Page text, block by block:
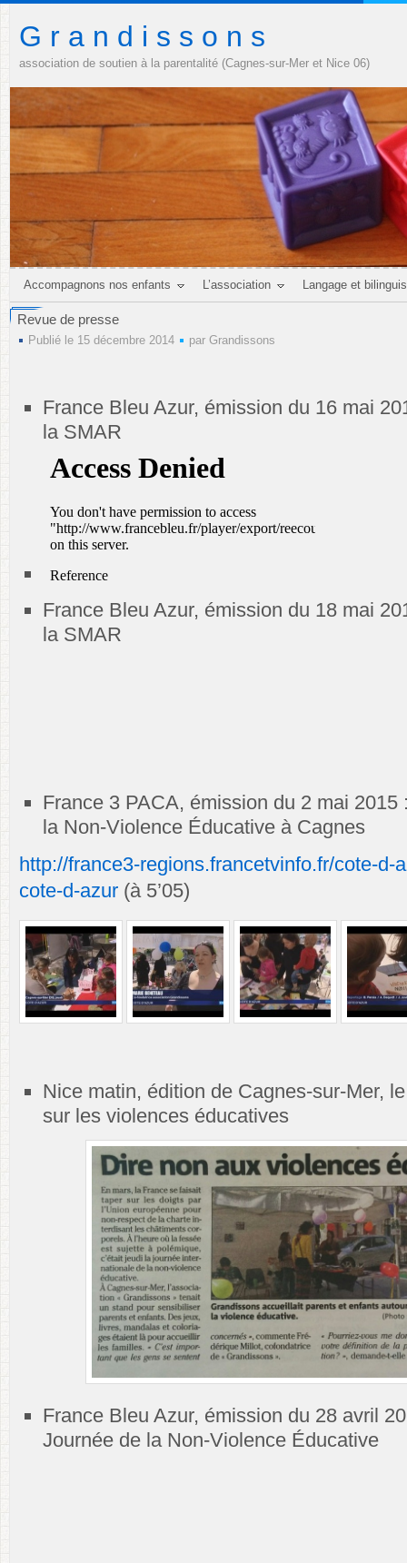
G r a n d i s s o n s
association de soutien à la parentalité (Cagnes-sur-Mer et Nice 06)
Accompagnons nos enfants L’association Langage et
Revue de presse
Publié le 15 décembre 2014 par Grandissons
France Bleu Azur, émission du 16 mai
la SMAR
France Bleu Azur, émission du 18 mai
la SMAR
France 3 PACA, émission du 2 mai 2015
la Non-Violence Éducative à Cagnes
http://france3-regions.francetvinfo.fr/cote-d-
cote-d-azur (à 5’05)
Nice matin, édition de Cagnes-sur-Mer,
sur les violences éducatives
France Bleu Azur, émission du 28 avril
Journée de la Non-Violence Éducative